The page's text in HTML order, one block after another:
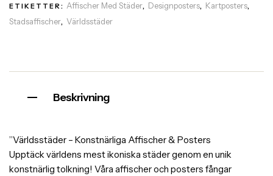
ETIKETTER: Affischer Med Städer, Designposters, Kartposters,
Stadsaffischer, Världsstäder
Beskrivning
”Världsstäder – Konstnärliga Affischer & Posters
Upptäck världens mest ikoniska städer genom en unik
konstnärlig tolkning! Våra affischer och posters fångar